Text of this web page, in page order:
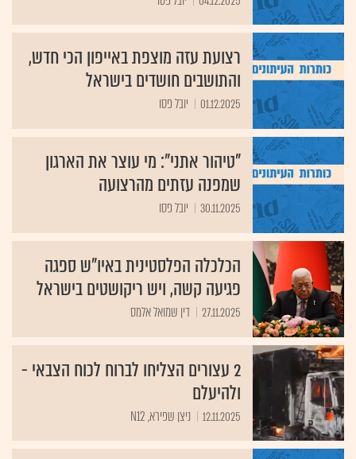
רצועת עזה מוצפת באייפון הכי חדש,
והתושבים חושדים בישראל
01.12.2025 יובל פסו
"טיהור אתני": מי עוצר את הארגון
שמפנה עזתים מהרצועה
30.11.2025 יובל פסו
הכלכלה הפלסטינית באיו"ש ספגה
פגיעה קשה, ויש ריקושטים בישראל
27.11.2025 דין שמואל אלמס
2 עצורים הצליחו לברוח לכוח הצבאי -
ולהיעלם
12.11.2025 ניצן שפירא, N12